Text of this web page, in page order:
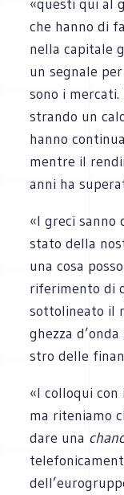
«que­sti qui al
che hanno di
nella capi­tale
un segnale
sono i
strando un
hanno
men­tre il
anni ha
«I greci sanno
stato della
una cosa
rife­ri­mento di
sot­to­li­neato il
ghezza
stro delle
«I col­lo­qui
ma rite­niamo
dare una